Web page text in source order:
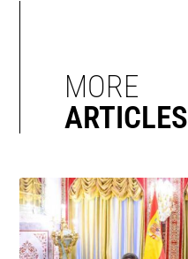
MORE
ARTICLES